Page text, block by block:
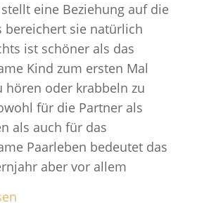
eine Beziehung auf die
bereichert sie natürlich
ist schöner als das
Kind zum ersten Mal
hören oder krabbeln zu
für die Partner als
als auch für das
Paarleben bedeutet das
aber vor allem